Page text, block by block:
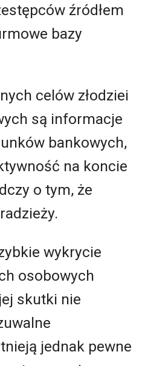
źródłem
bazy
celów złodziei
są informacje
bankowych,
na koncie
o tym, że
wykrycie
osobowych
skutki nie
jednak pewne